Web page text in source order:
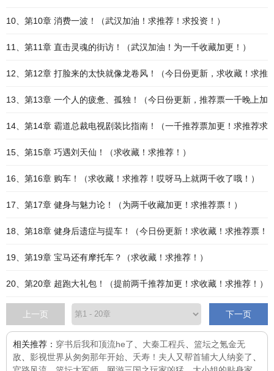
10、第10章 消费一波！（武汉加油！求推荐！求投资！）
11、第11章 直击灵魂的街访！（武汉加油！为一千收藏加更！）
12、第12章 打脸来的太快就像龙卷风！（今日份更新，求收藏！求推
13、第13章 一个人的疲惫、孤独！（今日份更新，推荐票一千晚上加
14、第14章 霸道总裁电视剧装比指南！（一千推荐票加更！求推荐求
15、第15章 巧遇刘天仙！（求收藏！求推荐！）
16、第16章 购车！（求收藏！求推荐！哎呀马上就两千收了哦！）
17、第17章 健身与魅力论！（为两千收藏加更！求推荐票！）
18、第18章 健身后遗症与提车！（今日份更新！求收藏！求推荐票！
19、第19章 宝马还有摩托车？（求收藏！求推荐！）
20、第20章 超跑大礼包！（提前两千推荐加更！求收藏！求推荐！）
上一页 下一页
相关推荐： 穿书后我和顶流he了 大秦工程兵
篮坛之氪金无
敌
影视世界从匆匆那年开始 夭寿！夫人又帮首辅大人纳妾了